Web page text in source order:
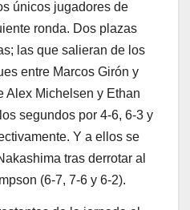
únicos jugadores de
ronda. Dos plazas
las que salieran de los
entre Marcos Girón y
Alex Michelsen y Ethan
segundos por 4-6, 6-3 y
Y a ellos se
tras derrotar al
(6-7, 7-6 y 6-2).